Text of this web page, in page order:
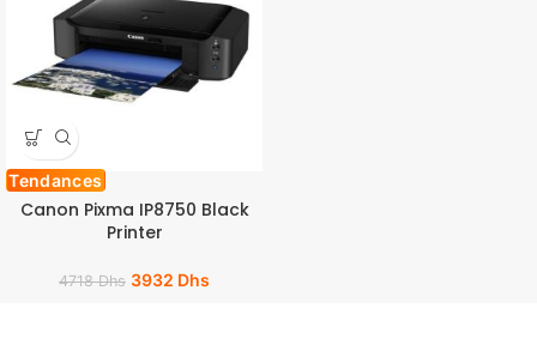
Tendances
Canon Pixma IP8750 Black
Printer
4718Dhs 3932 Dhs